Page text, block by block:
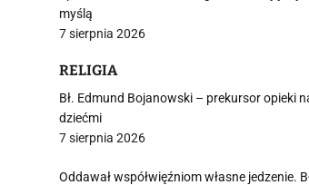
myślą
7 sierpnia 2026
RELIGIA
Bł. Edmund Bojanowski – prekursor opieki
dziećmi
7 sierpnia 2026
Oddawał współwięźniom własne jedzenie.